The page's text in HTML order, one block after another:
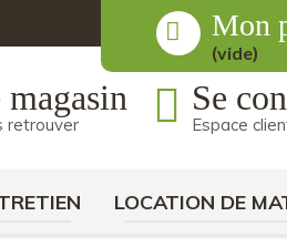
Mon
(vide)
retrouver
Se
Espace
LOCATION DE